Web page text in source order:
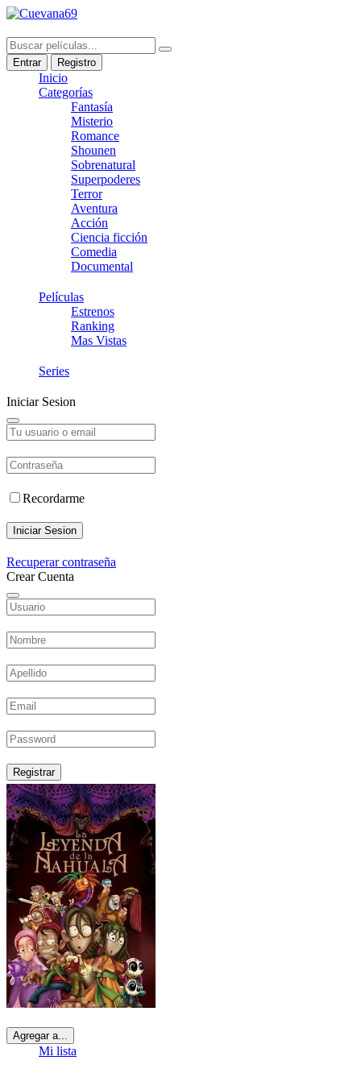
Entrar Registro
Inicio
Categorías
Fantasía
Misterio
Romance
Shounen
Sobrenatural
Superpoderes
Terror
Aventura
Acción
Ciencia ficción
Comedia
Documental
Películas
Estrenos
Ranking
Mas Vistas
Series
Iniciar Sesion
Recordarme
Iniciar Sesion
Recuperar contraseña
Crear Cuenta
Registrar
Agregar a...
Mi lista